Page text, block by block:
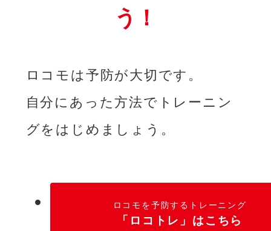
う！
ロコモは予防が大切です。
自分にあった方法でトレーニン
グをはじめましょう。
ロコモを予防するトレーニング
「ロコトレ」はこちら